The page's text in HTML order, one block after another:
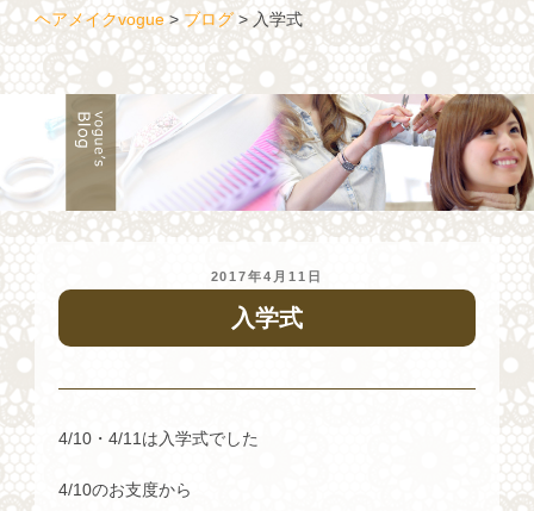
ヘアメイクvogue>ブログ>入学式
投
2017年4月11日
入学式
4/10・4/11は入学式でした
4/10のお支度から